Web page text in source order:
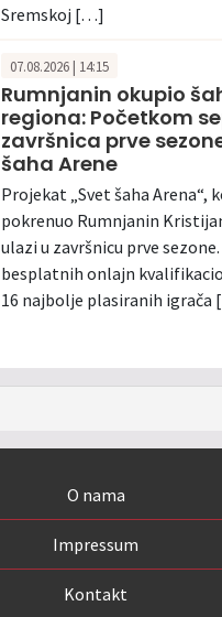
Sremskoj […]
07.08.2026 | 14:15
Rumnjanin okupio
regiona: Početkom
završnica prve
šaha Arene
Projekat „Svet šaha Arena“,
pokrenuo Rumnjanin
ulazi u završnicu prve
besplatnih onlajn
16 najbolje plasiranih
O nama
Impressum
Kontakt